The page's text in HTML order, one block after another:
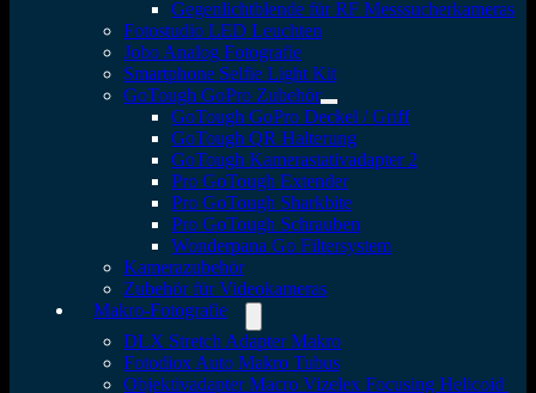
Gegenlichtblende für RF Messsucherkameras
Fotostudio LED Leuchten
Jobo Analog Fotografie
Smartphone Selfie Light Kit
GoTough GoPro Zubehör
GoTough GoPro Deckel / Griff
GoTough QR Halterung
GoTough Kamerastativadapter 2
Pro GoTough Extender
Pro GoTough Sharkbite
Pro GoTough Schrauben
Wonderpana Go Filtersystem
Kamerazubehör
Zubehör für Videokameras
Makro-Fotografie
DLX Stretch Adapter Makro
Fotodiox Auto Makro Tubus
Objektivadapter Macro Vizelex Focusing Helicoid